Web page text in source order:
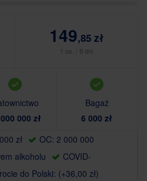
000 zł
Bagaż
6 000 zł
zł
OC: 2 000 000
alkoholu
COVID-
do Polski: (+36,00 zł)
149,85 zł
1 os. / 9 dni